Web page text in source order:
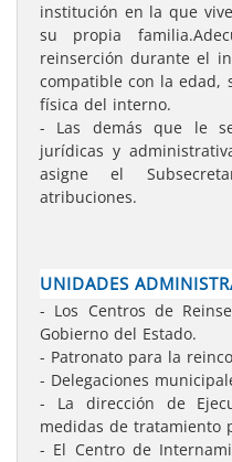
institución en la que
su propia
reinserción durante el
compatible con la edad,
física del interno.
- Las demás que le
jurídicas y
asigne el
atribuciones.
UNIDADES
- Los Centros de
Gobierno del Estado.
- Patronato para la
- Delegaciones
- La dirección de
medidas de tratamiento
- El Centro de